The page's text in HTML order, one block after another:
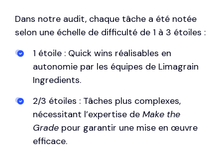
Dans notre audit, chaque tâche a été notée
selon une échelle de difficulté de 1 à 3 étoiles :
1 étoile : Quick wins réalisables en
autonomie par les équipes de Limagrain
Ingredients.
2/3 étoiles : Tâches plus complexes,
nécessitant l’expertise de Make the
Grade pour garantir une mise en œuvre
efficace.